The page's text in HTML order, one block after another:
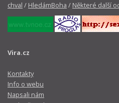
chval / HledámBoha / Některé další
Vira.cz
Kontakty
Info o webu
Napsali nám